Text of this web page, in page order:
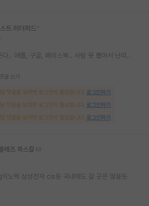
트 러더퍼드
다.. 애플, 구글, 페이스북.. 사람 못 뽑아서 난리..
글 쓰기
댓글을 보려면 로그인이 필요합니다. 로그인하기
댓글을 보려면 로그인이 필요합니다. 로그인하기
댓글을 보려면 로그인이 필요합니다. 로그인하기
레즈 파스칼
이노텍 삼성전자 cis등 국내에도 갈 곳은 많을듯